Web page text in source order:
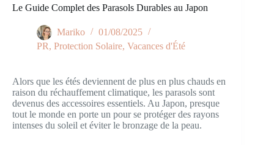
Le Guide Complet des Parasols Durables au Japon
Mariko
01/08/2025
PR, Protection Solaire, Vacances d'Été
Alors que les étés deviennent de plus en plus chauds en
raison du réchauffement climatique, les parasols sont
devenus des accessoires essentiels. Au Japon, presque
tout le monde en porte un pour se protéger des rayons
intenses du soleil et éviter le bronzage de la peau.